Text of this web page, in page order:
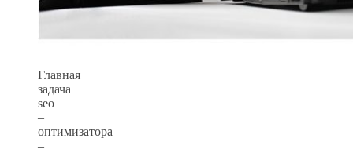
Главная
задача
seo
–
оптимизатора
–